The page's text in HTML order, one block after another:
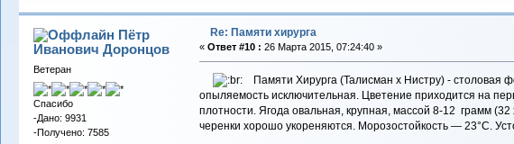
Пётр
Иванович Доронцов
Ветеран
Спасибо
-Дано: 9931
-Получено: 7585
Re: Памяти хирурга
« Ответ #10 : 26 Марта 2015, 07:24:40 »
Памяти Хирурга (Талисман x Нистру) - столовая
опыляемость исключительная. Цветение приходится на
плотности. Ягода овальная, крупная, массой 8-12 грамм
черенки хорошо укореняются. Морозостойкость — 23°С.